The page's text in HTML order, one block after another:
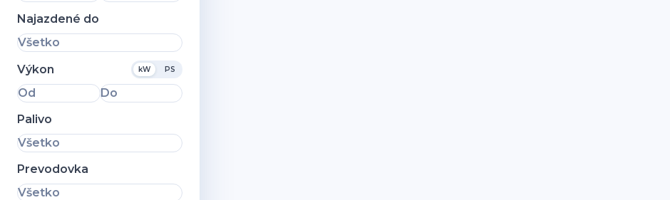
Najazdené do
Všetko
Výkon
kW PS
Od
Do
Palivo
Všetko
Prevodovka
Všetko